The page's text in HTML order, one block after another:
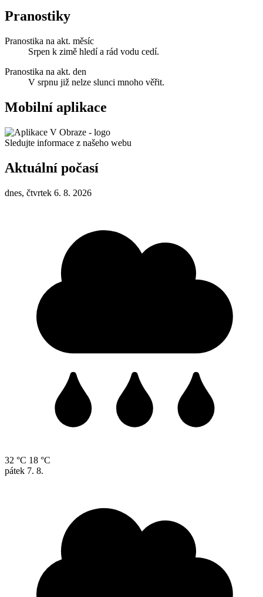
Pranostiky
Pranostika na akt. měsíc
Srpen k zimě hledí a rád vodu cedí.
Pranostika na akt. den
V srpnu již nelze slunci mnoho věřit.
Mobilní aplikace
Sledujte informace z našeho webu
Aktuální počasí
dnes, čtvrtek 6. 8. 2026
32 °C 18 °C
pátek 7. 8.